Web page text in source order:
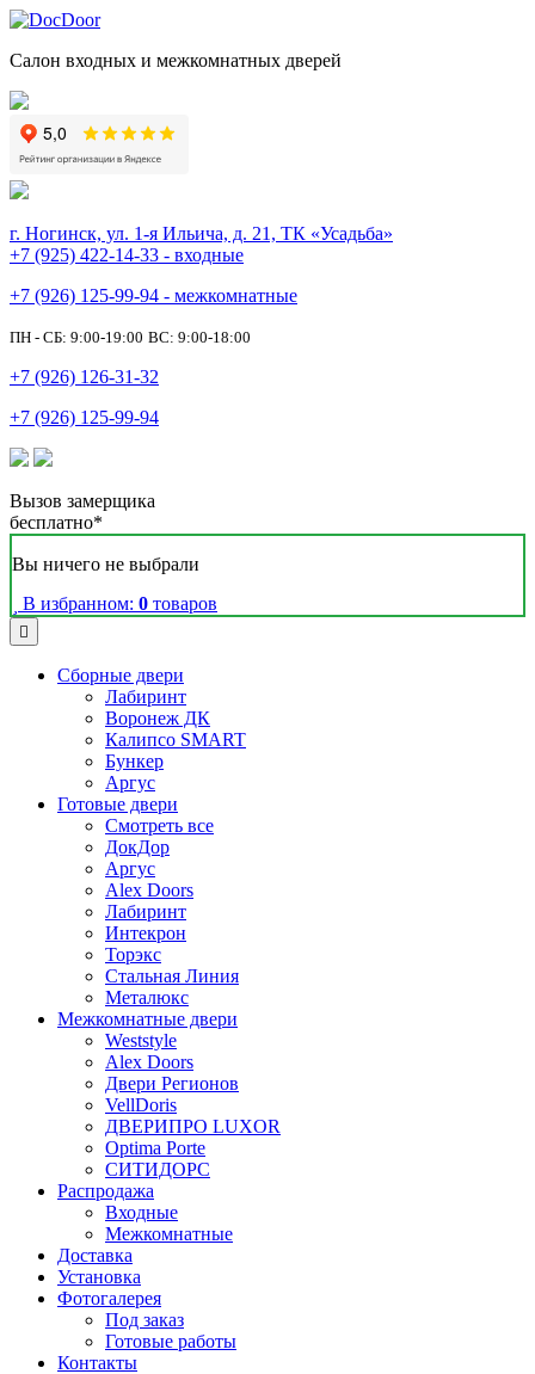
Салон входных и межкомнатных дверей
г. Ногинск, ул. 1-я Ильича, д. 21, ТК «Усадьба»
+7 (925) 422-14-33 - входные
+7 (926) 125-99-94 - межкомнатные
ПН - СБ: 9:00-19:00 ВС: 9:00-18:00
+7 (926) 126-31-32
+7 (926) 125-99-94
Вызов замерщика
бесплатно*
Вы ничего не выбрали
В избранном: 0 товаров
Сборные двери
Лабиринт
Воронеж ДК
Калипсо SMART
Бункер
Аргус
Готовые двери
Смотреть все
ДокДор
Аргус
Alex Doors
Лабиринт
Интекрон
Торэкс
Стальная Линия
Металюкс
Межкомнатные двери
Weststyle
Alex Doors
Двери Регионов
VellDoris
ДВЕРИПРО LUXOR
Optima Porte
СИТИДОРС
Распродажа
Входные
Межкомнатные
Доставка
Установка
Фотогалерея
Под заказ
Готовые работы
Контакты